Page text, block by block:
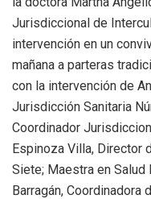
Jurisdiccional de
intervención en un
mañana a parteras
con la intervención de
Jurisdicción Sanitaria
Coordinador
Espinoza Villa, Director
Siete; Maestra en Salud
Barragán, Coordinadora